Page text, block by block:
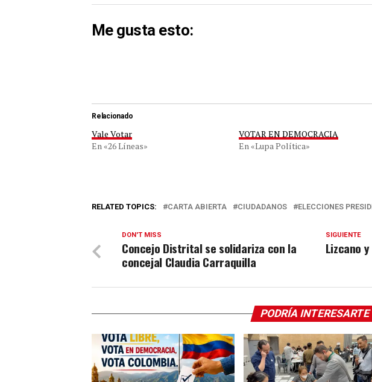
Me gusta esto:
Relacionado
Vale Votar
En «26 Líneas»
VOTAR EN DEMOCRACIA
En «Lupa Política»
RELATED TOPICS: CARTA ABIERTA CIUDADANOS ELECCIONES
SIGUIENTE
Lizcano
DON'T MISS
Concejo Distrital se solidariza con la
concejal Claudia Carraquilla
PODRÍA INTERESARTE